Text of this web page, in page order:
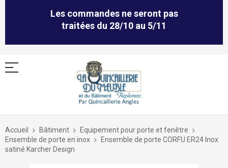
Les commandes ne seront pas
traitées du 28/10 au 5/11
Allez
contenu
Accueil Bâtiment
Equipement pour porte et fenêtre
Ensemble de porte en inox
Ensemble de porte CORFU ER24 Inox
satiné Karcher Design